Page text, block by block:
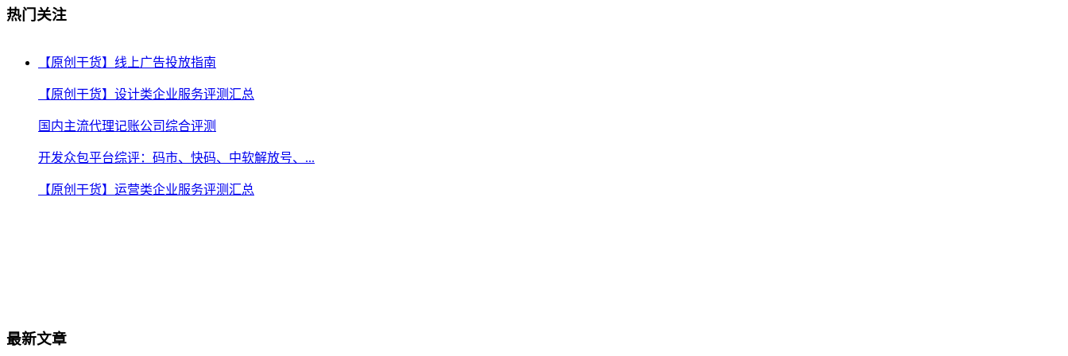
热门关注
【原创干货】线上广告投放指南
【原创干货】设计类企业服务评测汇总
国内主流代理记账公司综合评测
开发众包平台综评：码市、快码、中软解放号、...
【原创干货】运营类企业服务评测汇总
最新文章